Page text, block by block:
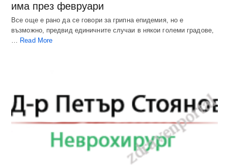
има през февруари
Все още е рано да се говори за грипна епидемия, но е
възможно, предвид единичните случаи в някои големи градове,
… Read More